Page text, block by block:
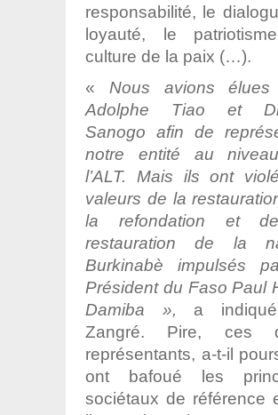
responsabilité, le
loyauté, le
culture de la paix (…).
« Nous avions élues
Adolphe Tiao et
Sanogo afin de
notre entité au
l’ALT. Mais ils ont
valeurs de la
la refondation et
restauration de la
Burkinabè impulsés
Président du Faso Paul
Damiba », a
Zangré. Pire, ces
représentants, a-t-il
ont bafoué les
sociétaux de référence